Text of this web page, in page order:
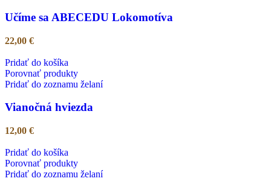
Učíme sa ABECEDU Lokomotíva
22,00 €
Pridať do košíka
Porovnať produkty
Pridať do zoznamu želaní
Vianočná hviezda
12,00 €
Pridať do košíka
Porovnať produkty
Pridať do zoznamu želaní